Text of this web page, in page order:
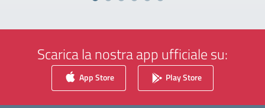
Scarica la nostra app ufficiale su:
App Store Play Store